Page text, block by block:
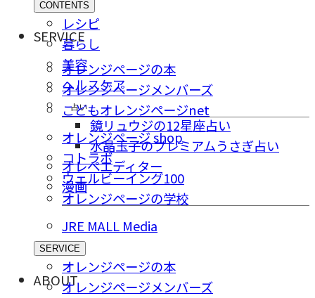
CONTENTS
レシピ
暮らし
美容
ヘルスケア
占い
鏡リュウジの12星座占い
水晶玉子のプレミアムうさぎ占い
オレペエディター
漫画
SERVICE
オレンジページの本
オレンジページメンバーズ
こどもオレンジページnet
オレンジページ shop
コトラボ
ウェルビーイング100
オレンジページの学校
JRE MALL Media
SERVICE
オレンジページの本
オレンジページメンバーズ
ABOUT